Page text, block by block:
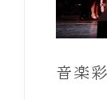
音楽彩